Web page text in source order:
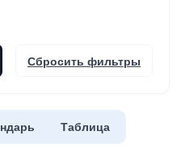
Сбросить фильтры
Таблица